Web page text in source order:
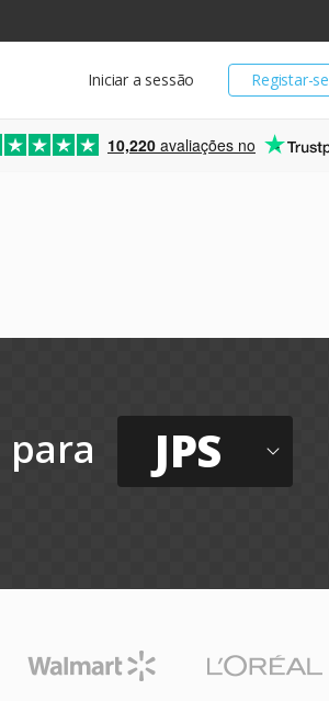
Registar-se
Iniciar a sessão
10,220 avaliações no
para JPS